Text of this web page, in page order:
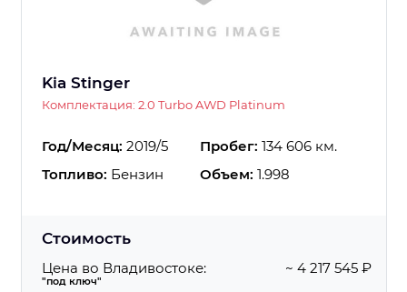
Kia Stinger
Комплектация: 2.0 Turbo AWD Platinum
Год/Месяц: 2019/5 Пробег: 134 606 км.
Топливо: Бензин Объем: 1.998
Стоимость
Цена во Владивостоке:
"под ключ"
~ 4 217 545 ₽